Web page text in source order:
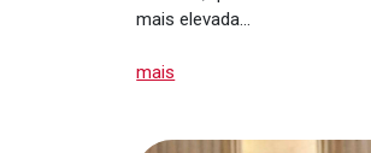
mais elevada…
mais